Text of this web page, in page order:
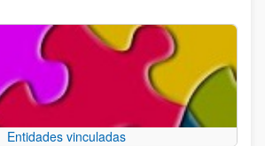
Entidades vinculadas